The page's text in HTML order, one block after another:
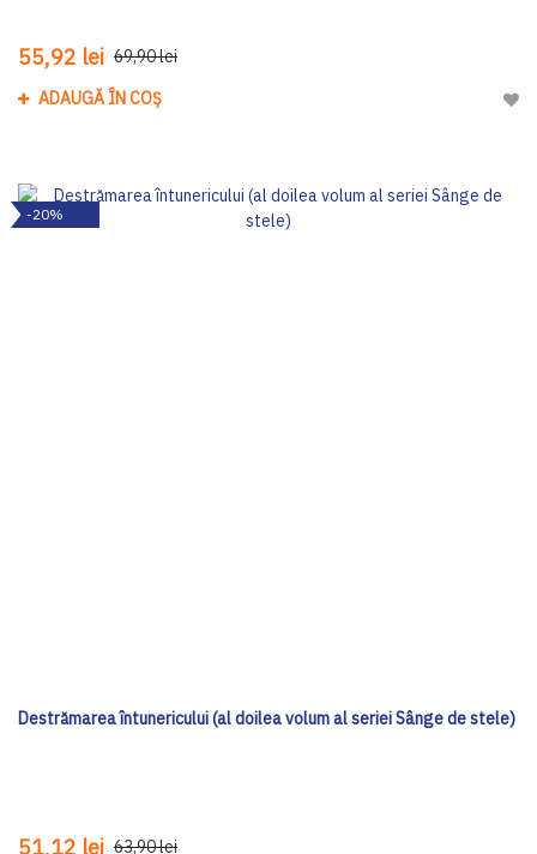
55,92 lei 69,90 lei
ADAUGĂ ÎN COȘ
-20%
Destrămarea întunericului (al doilea volum al seriei Sânge de stele)
51,12 lei 63,90 lei